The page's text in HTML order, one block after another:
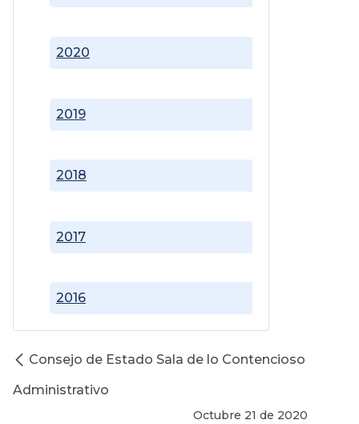
2016
2017
2018
2019
2020
Consejo de Estado Sala de lo Contencioso
Administrativo
Octubre 21 de 2020